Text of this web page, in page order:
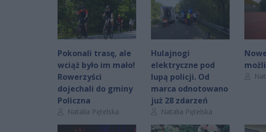
Pokonali trasę, ale
wciąż było im mało!
Rowerzyści
dojechali do gminy
Policzna
Autor artykułu:
Natalia Pętelska
Hulajnogi
elektryczne pod
lupą policji. Od
marca odnotowano
już 28 zdarzeń
Autor artykułu:
Natalia Pętelska
Autor